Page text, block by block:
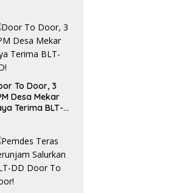
To Door, 3
Desa Mekar
Terima BLT-